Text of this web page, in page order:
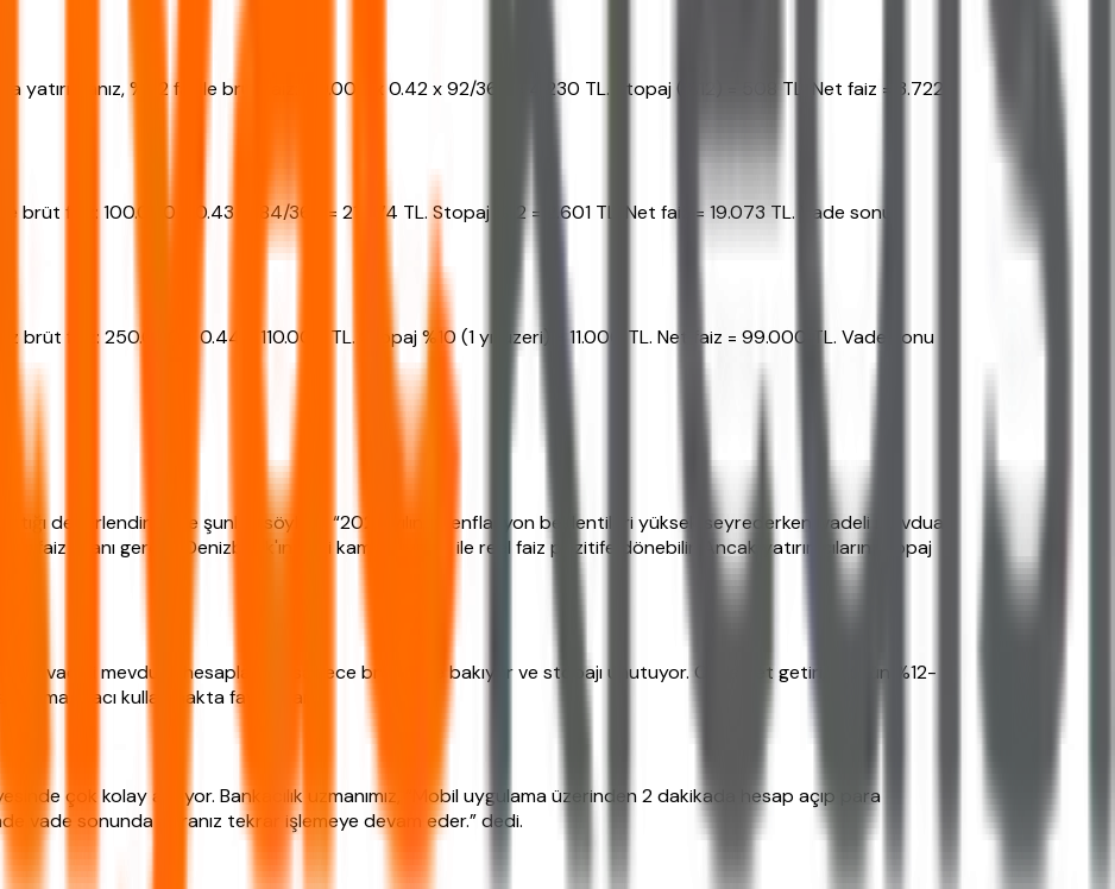
%42 faizle brüt faiz: 40.000 x 0.42 x 92/365 = 4.230 TL. Stopaj (%12) = 508 TL. Net faiz = 3.722
brüt faiz: 100.000 x 0.43 x 184/365 = 21.674 TL. Stopaj %12 = 2.601 TL. Net faiz = 19.073 TL. Vade sonu
brüt faiz: 250.000 x 0.44 = 110.000 TL. Stopaj %10 (1 yıl üzeri) = 11.000 TL. Net faiz = 99.000 TL. Vade sonu
değerlendirmede şunları söyledi: “2026 yılında enflasyon beklentileri yüksek seyrederken, vadeli mevduat
faiz oranı gerekli. Denizbank'ın yeni kampanyaları ile reel faiz pozitife dönebilir. Ancak yatırımcıların stopaj
kişi vadeli mevduat hesaplarken sadece brüt faize bakıyor ve stopajı unutuyor. Oysa net getiri, brütün %12-
aracı kullanmakta fayda var.
çok kolay açılıyor. Bankacılık uzmanımız, “Mobil uygulama üzerinden 2 dakikada hesap açıp para
vade sonunda paranız tekrar işlemeye devam eder.” dedi.